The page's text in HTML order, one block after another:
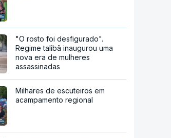
"O rosto foi desfigurado".
Regime talibã inaugurou uma
nova era de mulheres
assassinadas
Milhares de escuteiros em
acampamento regional